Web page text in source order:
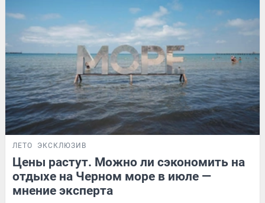
ЛЕТО ЭКСКЛЮЗИВ
Цены растут. Можно ли сэкономить на
отдыхе на Черном море в июле —
мнение эксперта